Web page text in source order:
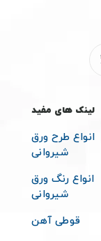
لینک های مفید
انواع طرح ورق
شیروانی
انواع رنگ ورق
شیروانی
قوطی آهن